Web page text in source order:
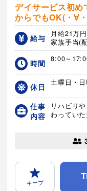
デイサービス初め
給与
月給21万
家族手当(
時間 8:00～
休日 土曜日・日
仕事
内容
リハビリ
わってい
キープ